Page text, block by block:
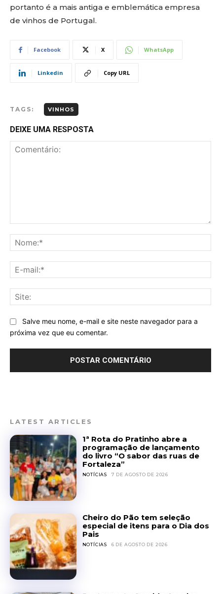
portanto é a mais antiga e emblemática empresa
de vinhos de Portugal.
Facebook X WhatsApp
Linkedin Copy URL
TAGS: VINHOS
DEIXE UMA RESPOSTA
Salve meu nome, e-mail e site neste navegador para a
próxima vez que eu comentar.
LATEST ARTICLES
1ª Rota do Pratinho abre a
programação de lançamento
do livro “O sabor das ruas de
Fortaleza”
NOTÍCIAS 7 DE AGOSTO DE 2026
Cheiro do Pão tem seleção
especial de itens para o Dia dos
Pais
NOTÍCIAS 6 DE AGOSTO DE 2026